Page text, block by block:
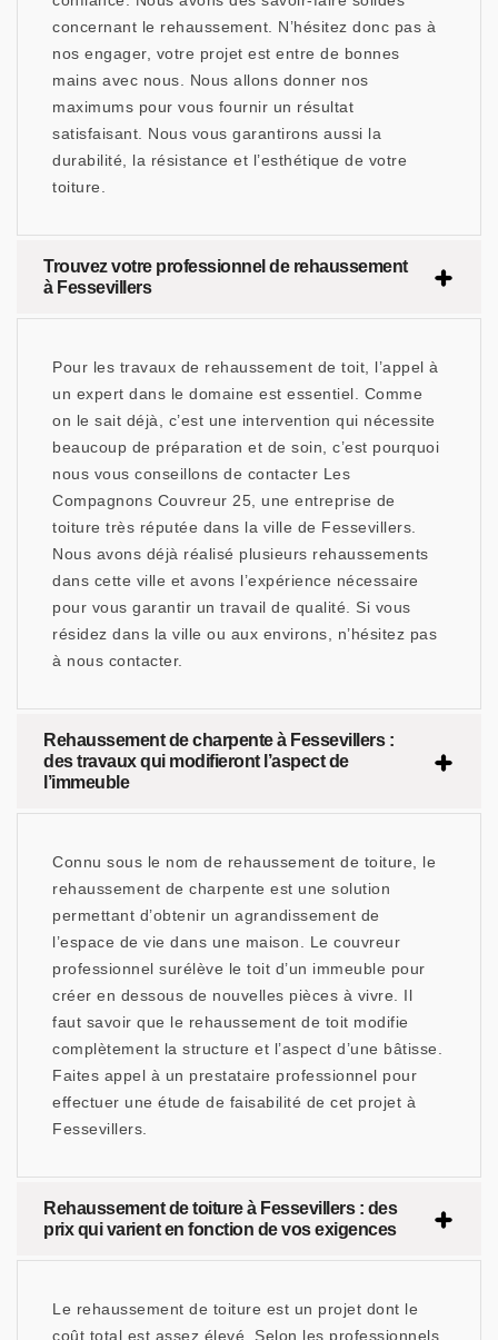
concernant le rehaussement. N’hésitez donc pas à
nos engager, votre projet est entre de bonnes
mains avec nous. Nous allons donner nos
maximums pour vous fournir un résultat
satisfaisant. Nous vous garantirons aussi la
durabilité, la résistance et l’esthétique de votre
toiture.
Trouvez votre professionnel de rehaussement
à Fessevillers
Pour les travaux de rehaussement de toit, l’appel à
un expert dans le domaine est essentiel. Comme
on le sait déjà, c’est une intervention qui nécessite
beaucoup de préparation et de soin, c’est pourquoi
nous vous conseillons de contacter Les
Compagnons Couvreur 25, une entreprise de
toiture très réputée dans la ville de Fessevillers.
Nous avons déjà réalisé plusieurs rehaussements
dans cette ville et avons l’expérience nécessaire
pour vous garantir un travail de qualité. Si vous
résidez dans la ville ou aux environs, n’hésitez pas
à nous contacter.
Rehaussement de charpente à Fessevillers :
des travaux qui modifieront l’aspect de
l’immeuble
Connu sous le nom de rehaussement de toiture, le
rehaussement de charpente est une solution
permettant d’obtenir un agrandissement de
l’espace de vie dans une maison. Le couvreur
professionnel surélève le toit d’un immeuble pour
créer en dessous de nouvelles pièces à vivre. Il
faut savoir que le rehaussement de toit modifie
complètement la structure et l’aspect d’une bâtisse.
Faites appel à un prestataire professionnel pour
effectuer une étude de faisabilité de cet projet à
Fessevillers.
Rehaussement de toiture à Fessevillers : des
prix qui varient en fonction de vos exigences
Le rehaussement de toiture est un projet dont le
coût total est assez élevé. Selon les professionnels